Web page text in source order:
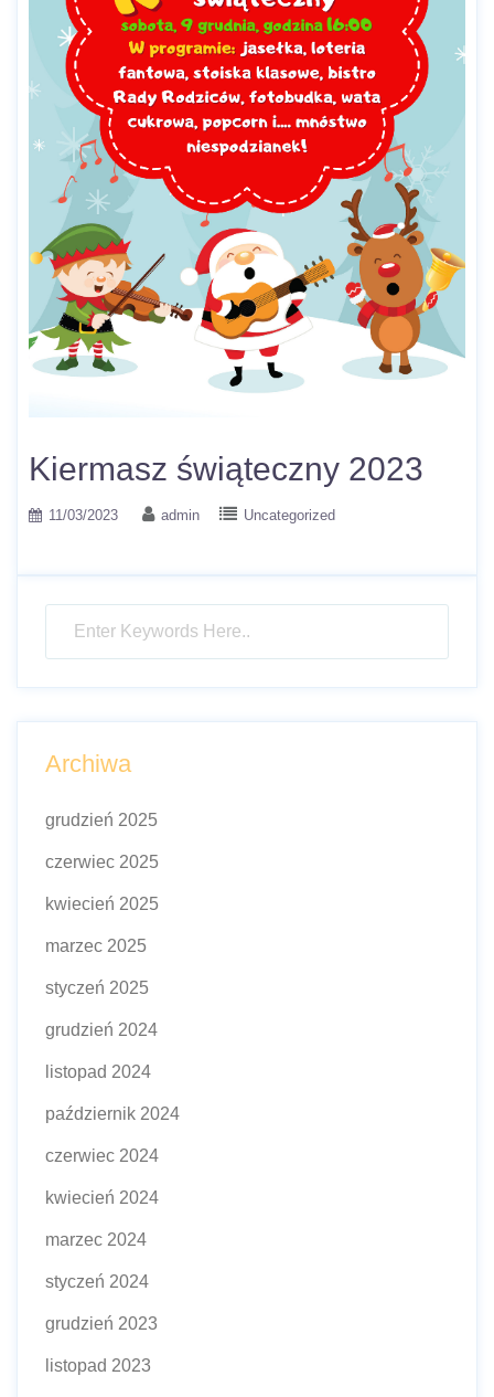
Kiermasz świąteczny 2023
11/03/2023 admin Uncategorized
Archiwa
grudzień 2025
czerwiec 2025
kwiecień 2025
marzec 2025
styczeń 2025
grudzień 2024
listopad 2024
październik 2024
czerwiec 2024
kwiecień 2024
marzec 2024
styczeń 2024
grudzień 2023
listopad 2023